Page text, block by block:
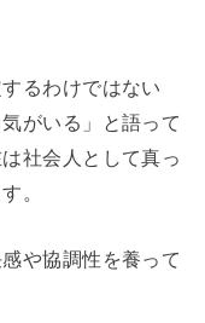
るわけではない
がいる」と語って
社会人として真っ
。
や協調性を養って